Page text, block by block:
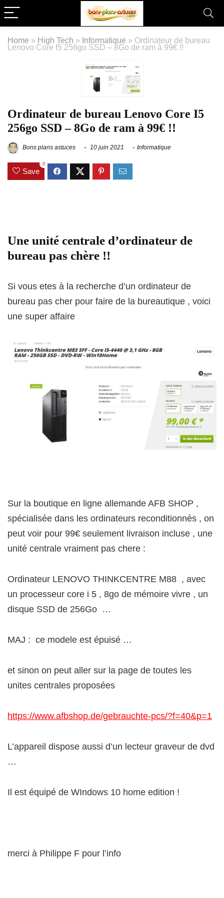
Home » High Tech » Informatique » Ordinateur de bureau
Lenovo Core I5 256go SSD – 8Go de ram à 99€ !!
Ordinateur de bureau Lenovo Core I5
256go SSD – 8Go de ram à 99€ !!
Bons plans astuces 10 juin 2021 Informatique
Save
0
Une unité centrale d’ordinateur de
bureau pas chère !!
Si vous etes à la recherche d’un ordinateur de
bureau pas cher pour faire de la bureautique , voici
une super affaire
Sur la boutique en ligne allemande AFB SHOP ,
spécialisée dans les ordinateurs reconditionnés , on
peut voir pour 99€ seulement livraison incluse , une
unité centrale vraiment pas chere :
Ordinateur LENOVO THINKCENTRE M88 , avec
un processeur core i 5 , 8go de mémoire vivre , un
disque SSD de 256Go …
MAJ : ce modele est épuisé …
et sinon on peut aller sur la page de toutes les
unites centrales proposées
https://www.afbshop.de/gebrauchte-pcs/?f=40&p=1
L’appareil dispose aussi d’un lecteur graveur de dvd
…
Il est équipé de WIndows 10 home edition !
merci à Philippe F pour l’info